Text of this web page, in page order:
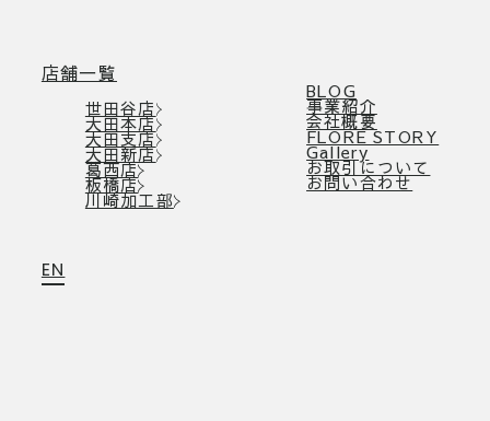
店舗一覧
世田谷店
大田本店
大田支店
大田新店
葛西店
板橋店
川崎加工部
BLOG
事業紹介
会社概要
FLORE STORY
Gallery
お取引について
お問い合わせ
EN